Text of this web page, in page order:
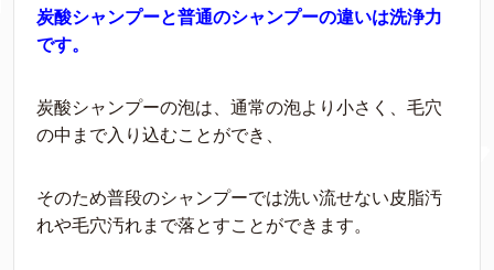
炭酸シャンプーと普通のシャンプーの違いは洗浄力
です。
炭酸シャンプーの泡は、通常の泡より小さく、毛穴
の中まで入り込むことができ、
そのため普段のシャンプーでは洗い流せない皮脂汚
れや毛穴汚れまで落とすことができます。